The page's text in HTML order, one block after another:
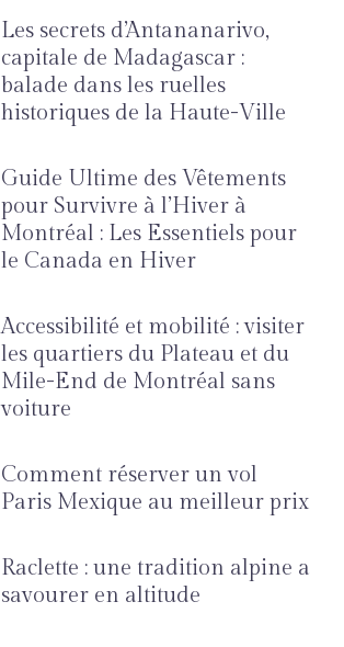
Les secrets d’Antananarivo,
capitale de Madagascar :
balade dans les ruelles
historiques de la Haute-Ville
Guide Ultime des Vêtements
pour Survivre à l’Hiver à
Montréal : Les Essentiels pour
le Canada en Hiver
Accessibilité et mobilité : visiter
les quartiers du Plateau et du
Mile-End de Montréal sans
voiture
Comment réserver un vol
Paris Mexique au meilleur prix
Raclette : une tradition alpine a
savourer en altitude